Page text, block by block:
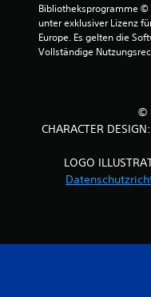
Bibliotheksprogramme ©
unter exklusiver Lizenz
Europe. Es gelten die
Vollständige
©
CHARACTER
LOGO